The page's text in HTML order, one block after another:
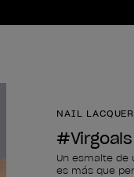
NAIL LACQUER
#Virgoals
Un esmalte de
es más que